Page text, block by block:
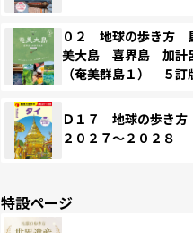
０２ 地球の歩き方
美大島 喜界島 加計
（奄美群島１） ５訂
Ｄ１７ 地球の歩き
２０２７～２０２８
特設ページ